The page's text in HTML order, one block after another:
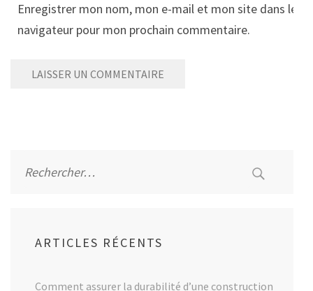
Enregistrer mon nom, mon e-mail et mon site dans le
navigateur pour mon prochain commentaire.
ARTICLES RÉCENTS
Comment assurer la durabilité d’une construction